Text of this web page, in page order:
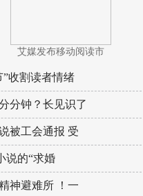
艾媒发布移动阅读市
收割读者情绪
分钟？长见识了
被工会通报 受
说的“求婚
神避难所 ！一